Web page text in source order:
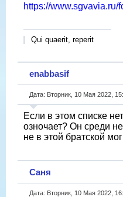
https://
Qui quaerit, reperit
enabbasif
Дата: Вторник, 10 Мая 2022,
Если в этом списке
озночает? Он среди
не в этой братской
Саня
Дата: Вторник, 10 Мая 2022,